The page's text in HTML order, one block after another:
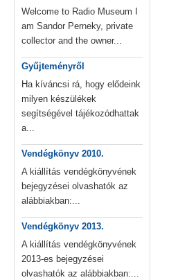
Welcome to Radio Museum I
am Sandor Perneky, private
collector and the owner...
Gyűjteményről
Ha kíváncsi rá, hogy elődeink
milyen készülékek
segítségével tájékozódhattak
a...
Vendégkönyv 2010.
A kiállítás vendégkönyvének
bejegyzései olvashatók az
alábbiakban:...
Vendégkönyv 2013.
A kiállítás vendégkönyvének
2013-es bejegyzései
olvashatók az alábbiakban:...